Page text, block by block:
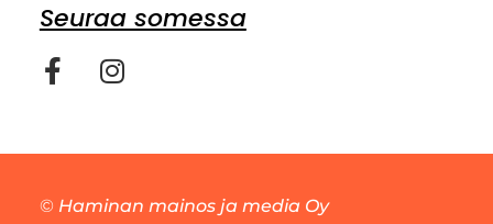
Seuraa somessa
© Haminan mainos ja media Oy